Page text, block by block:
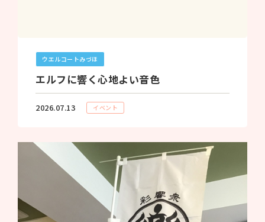
ウエルコートみづほ
エルフに響く心地よい音色
2026.07.13 イベント